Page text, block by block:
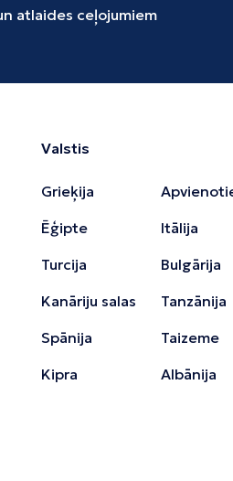
atlaides ceļojumiem
Valstis
Grieķija
Ēģipte
Turcija
Kanāriju salas
Spānija
Kipra
Itālija
Bulgārija
Tanzānija
Taizeme
Albānija